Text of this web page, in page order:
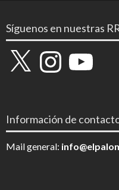
Síguenos en nuestras
X InstagramYouTube
Información de
Mail general: